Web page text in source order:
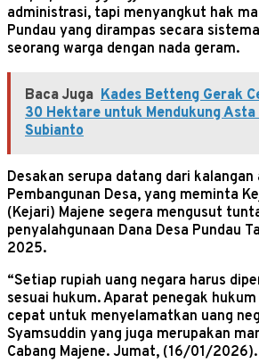
administrasi, tapi menyangkut hak
Pundau yang dirampas secara
seorang warga dengan nada geram.
Baca Juga Kades Betteng Gerak
30 Hektare untuk Mendukung
Subianto
Desakan serupa datang dari
Pembangunan Desa, yang meminta
(Kejari) Majene segera mengusut
penyalahgunaan Dana Desa Pundau
2025.
“Setiap rupiah uang negara harus
sesuai hukum. Aparat penegak
cepat untuk menyelamatkan uang
Syamsuddin yang juga merupakan
Cabang Majene. Jumat, (16/01/2026).